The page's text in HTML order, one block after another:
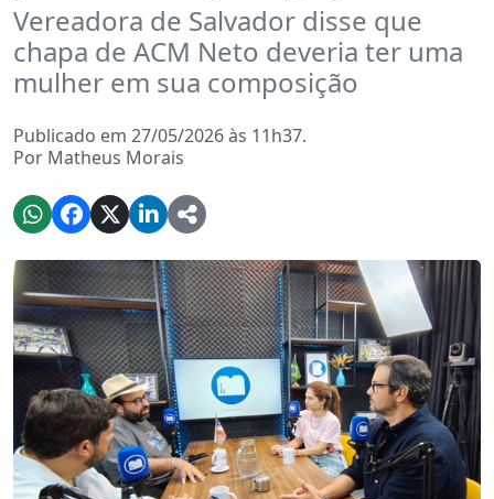
Vereadora de Salvador disse que
chapa de ACM Neto deveria ter uma
mulher em sua composição
Publicado em 27/05/2026 às 11h37.
Por Matheus Morais